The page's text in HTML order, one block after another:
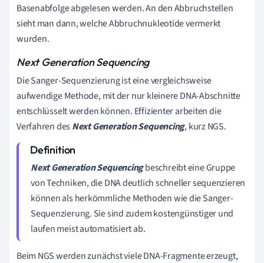
Basenabfolge abgelesen werden. An den Abbruchstellen
sieht man dann, welche Abbruchnukleotide vermerkt
wurden.
Next Generation Sequencing
Die Sanger-Sequenzierung ist eine vergleichsweise
aufwendige Methode, mit der nur kleinere DNA-Abschnitte
entschlüsselt werden können. Effizienter arbeiten die
Verfahren desNext Generation Sequencing, kurz NGS.
Next Generation Sequencingbeschreibt eine Gruppe
von Techniken, die DNA deutlich schneller sequenzieren
können als herkömmliche Methoden wie die Sanger-
Sequenzierung. Sie sind zudem kostengünstiger und
laufen meist automatisiert ab.
Beim NGS werden zunächst viele DNA-Fragmente erzeugt,